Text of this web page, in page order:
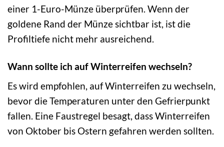
einer 1-Euro-Münze überprüfen. Wenn der
goldene Rand der Münze sichtbar ist, ist die
Profiltiefe nicht mehr ausreichend.
Wann sollte ich auf Winterreifen wechseln?
Es wird empfohlen, auf Winterreifen zu wechseln,
bevor die Temperaturen unter den Gefrierpunkt
fallen. Eine Faustregel besagt, dass Winterreifen
von Oktober bis Ostern gefahren werden sollten.